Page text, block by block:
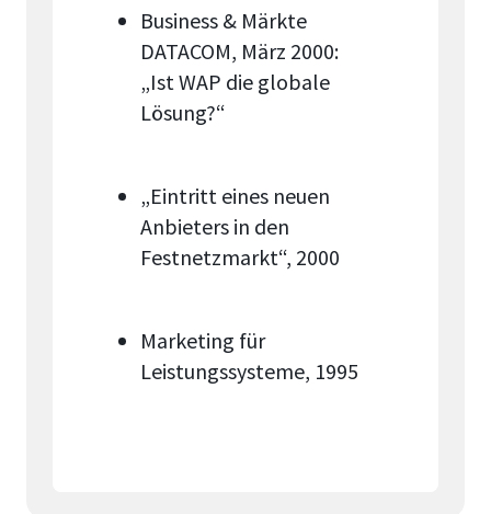
Business & Märkte
DATACOM, März 2000:
„Ist WAP die globale
Lösung?“
„Eintritt eines neuen
Anbieters in den
Festnetzmarkt“, 2000
Marketing für
Leistungssysteme, 1995